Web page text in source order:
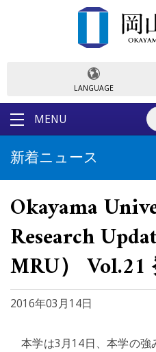
LANGUAGE
MENU
新着ニュース
Okayama
Research
MRU） Vol.21
2016年03月14日
本学は3月14日、本学の強